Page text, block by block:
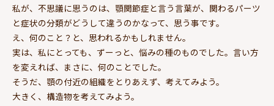
私が、不思議に思うのは、顎関節症と言う言葉が、関わるパーツ
と症状の分類がどうして違うのかなって、思う事です。
え、何のこと？と、思われるかもしれません。
実は、私にとっても、ずーっと、悩みの種のものでした。言い方
を変えれば、まさに、何のことでした。
そうだ、顎の付近の組織をとりあえず、考えてみよう。
大きく、構造物を考えてみよう。